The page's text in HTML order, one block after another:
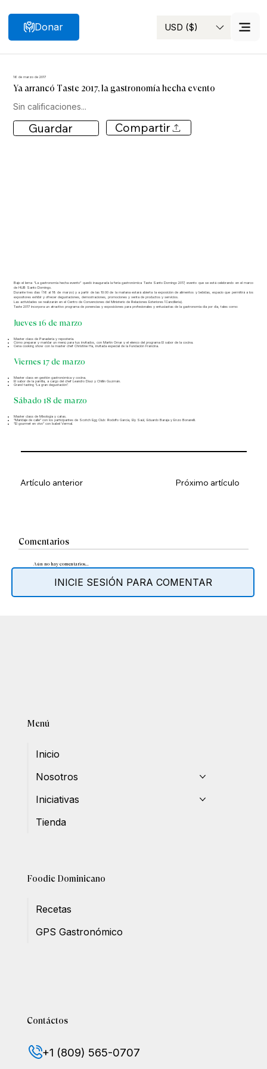
Buscar USD ($)
Donar
16 de marzo de 2017
Ya arrancó Taste 2017, la gastronomía hecha evento
Sin calificaciones...
Guardar Compartir
Bajo el lema “La gastronomía hecha evento” quedó inaugurada la feria gastronómica Taste Santo Domingo 2017, evento que se está celebrando en el marco
de HUB Santo Domingo.
Durante tres días (16 al 18 de marzo) y a partir de las 10:00 de la mañana estará abierta la exposición de alimentos y bebidas, espacio que permitirá a los
expositores exhibir y ofrecer degustaciones, demostraciones, promociones y venta de productos y servicios.
Las actividades se realizarán en el Centro de Convenciones del Ministerio de Relaciones Exteriores (Cancillería).
Taste 2017 incorpora un atractivo programa de ponencias y exposiciones para profesionales y entusiastas de la gastronomía día por día, tales como:
Jueves 16 de marzo
Master class de Panadería y repostería.
Cómo preparar y maridar un menú para tus invitados, con Martín Omar y el elenco del programa El sabor de la cocina.
Cena cooking show con la master chef Christine Ha, invitada especial de la Fundación Francina.
Viernes 17 de marzo
Master class en gestión gastronómica y cocina.
El sabor de la parrilla, a cargo del chef Leandro Díaz y Chillín Guzmán.
Grand tasting “La gran degustación”.
Sábado 18 de marzo
Master class de Mixología y catas.
“Maridaje de calle” con los participantes de Scotch Egg Club: Rodolfo García, Ely Saúl, Eduardo Baraja y Enzo Bonarelli.
“El gourmet en vivo” con Isabel Vermal.
Comentarios
Aún no hay comentarios...
INICIE SESIÓN PARA COMENTAR
Artículo anterior Próximo artículo
Menú
Inicio
Nosotros
Iniciativas
Tienda
Foodie Dominicano
Recetas
GPS Gastronómico
Contáctos
+1 (809) 565-0707